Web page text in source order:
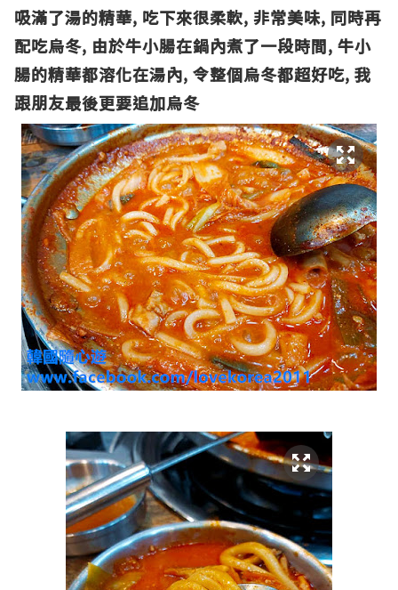
吸滿了湯的精華, 吃下來很柔軟, 非常美味, 同時再
配吃烏冬, 由於牛小腸在鍋內煮了一段時間, 牛小
腸的精華都溶化在湯內, 令整個烏冬都超好吃, 我
跟朋友最後更要追加烏冬